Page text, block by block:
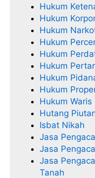
Hukum
Hukum
Hukum
Hukum
Hukum
Hukum
Hukum
Hukum
Hukum Waris
Hutang
Isbat Nikah
Jasa
Jasa
Jasa
Tanah